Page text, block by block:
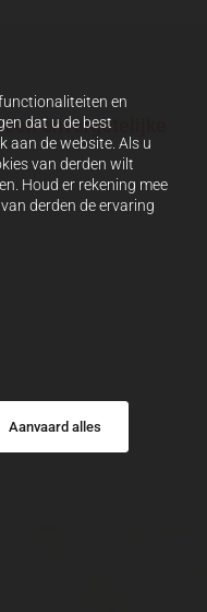
en
dat u de best
aan de website. Als u
van derden wilt
Houd er rekening mee
derden de ervaring
Aanvaard alles
onvergetelijke